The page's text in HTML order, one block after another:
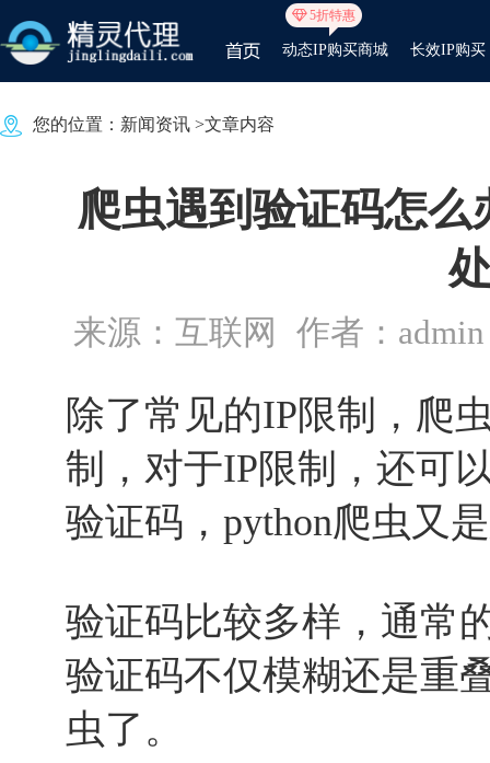
5折特惠
动态IP购买商城 长效IP购买
您的位置： 新闻资讯 >文章内容
爬虫遇到验证码怎
来源：互联网 作者：admin
除了常见的IP限制，爬
制，对于IP限制，还可
验证码，python爬虫又
验证码比较多样，通常
验证码不仅模糊还是重
虫了。